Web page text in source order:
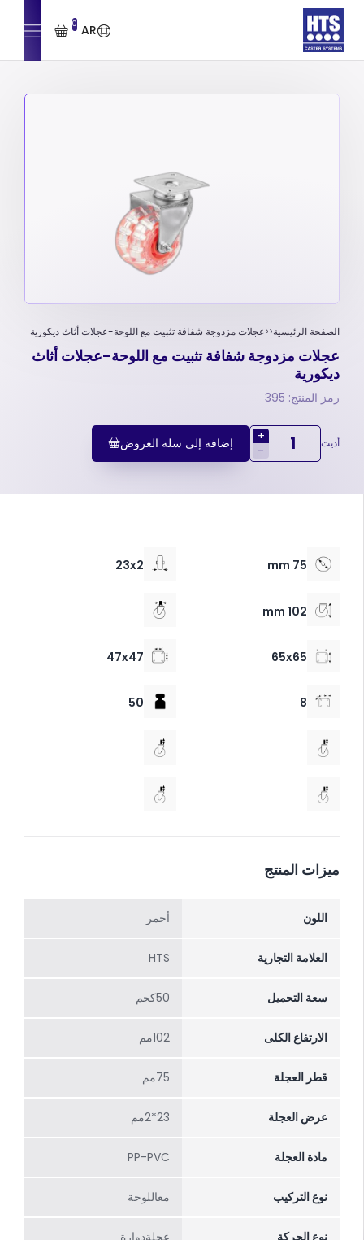
AR
0
الصفحة الرئيسية عجلات مزدوجة شفافة تثبیت مع اللوحة-عجلات أثاث ديكورية
عجلات مزدوجة شفافة تثبیت مع اللوحة-عجلات أثاث
ديكورية
رمز المنتج: 395
أديت
+
-
إضافة إلى سلة العروض
75 mm
23x2
102 mm
65x65
47x47
8
50
ميزات المنتج
اللون أحمر
العلامة التجارية HTS
سعة التحميل 50كجم
الارتفاع الکلی 102مم
قطر العجلة 75مم
عرض العجلة 23*2مم
مادة العجلة PP-PVC
نوع التركيب معاللوحة